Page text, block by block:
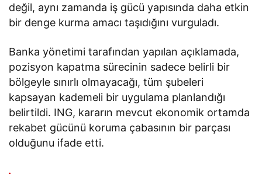
değil, aynı zamanda iş gücü yapısında daha etkin
bir denge kurma amacı taşıdığını vurguladı.
Banka yönetimi tarafından yapılan açıklamada,
pozisyon kapatma sürecinin sadece belirli bir
bölgeyle sınırlı olmayacağı, tüm şubeleri
kapsayan kademeli bir uygulama planlandığı
belirtildi. ING, kararın mevcut ekonomik ortamda
rekabet gücünü koruma çabasının bir parçası
olduğunu ifade etti.